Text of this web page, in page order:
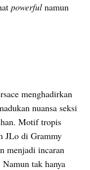
powerful namun
menghadirkan
nuansa seksi
Motif tropis
JLo di Grammy
menjadi incaran
tak hanya